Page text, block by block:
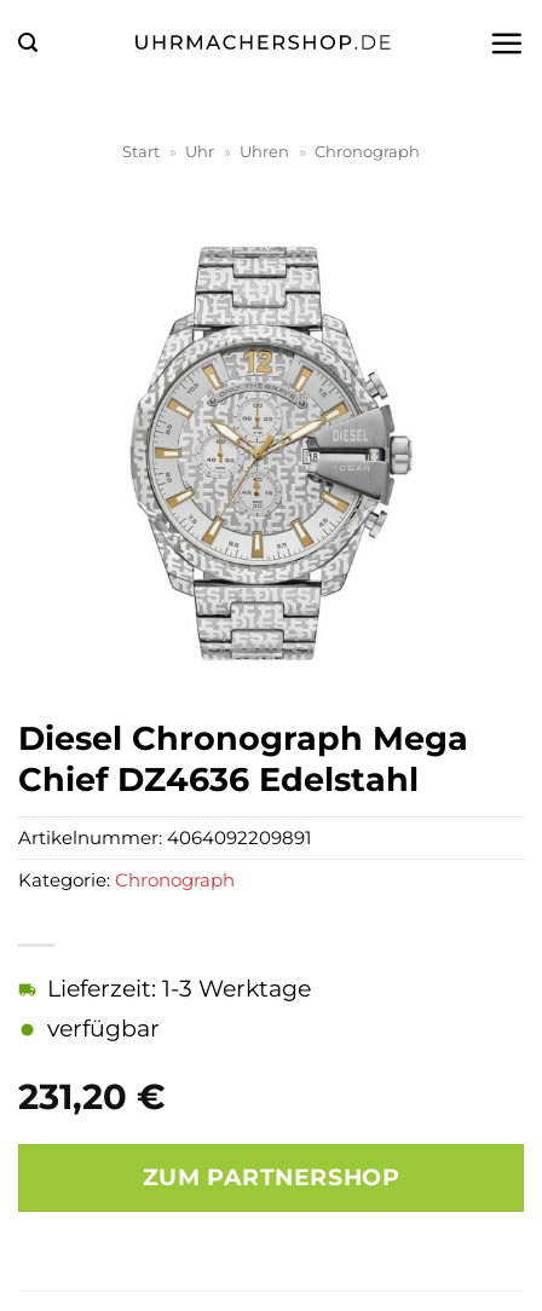
Inhalt
Start » Uhr » Uhren » Chronograph
Diesel Chronograph Mega
Chief DZ4636 Edelstahl
231,20 €
Lieferzeit: 1-3 Werktage
verfügbar
ZUM PARTNERSHOP
Artikelnummer: 4064092209891
Kategorie: Chronograph